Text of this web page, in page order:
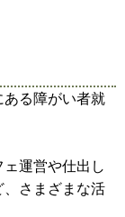
る障がい者就
運営や仕出し
さまざまな活